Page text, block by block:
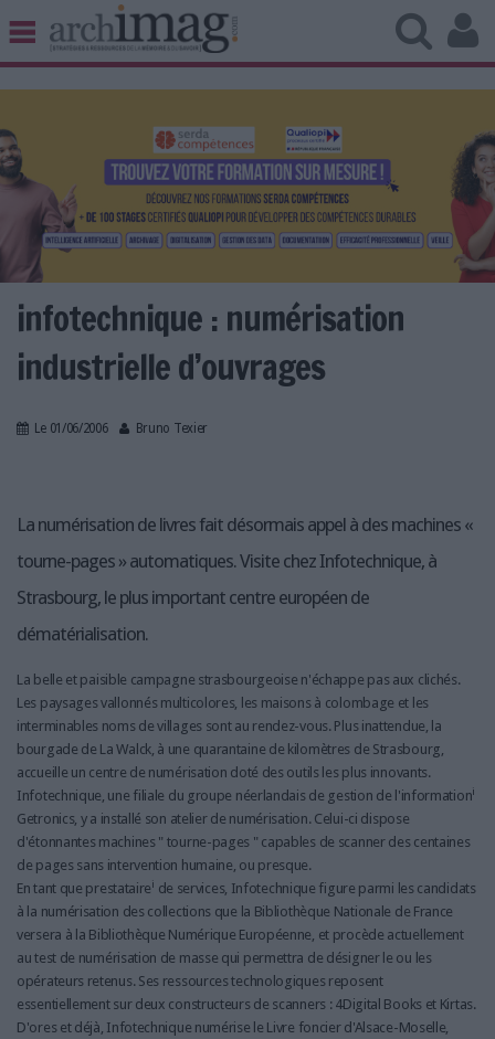
BIBLIOTHÈQUE ÉDITION
UNIVERS DATA
TRAVAIL COLLABORATIF
VIE NUMÉRIQUE
NUMÉRIQUE RESPONSABLE
LES BASES DE DONNÉES
L'ESPACE EMPLOI
L'AGENDA
L'ANNUAIRE DES ACTEURS
LES SUPPLÉMENTS
NOS OFFRES D'ABONNEMENTS
infotechnique : numérisation
industrielle d’ouvrages
Le 01/06/2006 Bruno Texier
La numérisation de livres fait désormais appel à des machines «
tourne-pages » automatiques. Visite chez Infotechnique, à
Strasbourg, le plus important centre européen de
dématérialisation.
La belle et paisible campagne strasbourgeoise n'échappe pas aux clichés.
Les paysages vallonnés multicolores, les maisons à colombage et les
interminables noms de villages sont au rendez-vous. Plus inattendue, la
bourgade de La Walck, à une quarantaine de kilomètres de Strasbourg,
accueille un centre de numérisation doté des outils les plus innovants.
Infotechnique, une filiale du groupe néerlandais de gestion de l'informationi
Getronics, y a installé son atelier de numérisation. Celui-ci dispose
d'étonnantes machines " tourne-pages " capables de scanner des centaines
de pages sans intervention humaine, ou presque.
En tant que prestatairei de services, Infotechnique figure parmi les candidats
à la numérisation des collections que la Bibliothèque Nationale de France
versera à la Bibliothèque Numérique Européenne, et procède actuellement
au test de numérisation de masse qui permettra de désigner le ou les
opérateurs retenus. Ses ressources technologiques reposent
essentiellement sur deux constructeurs de scanners : 4Digital Books et Kirtas.
D'ores et déjà, Infotechnique numérise le Livre foncier d'Alsace-Moselle,